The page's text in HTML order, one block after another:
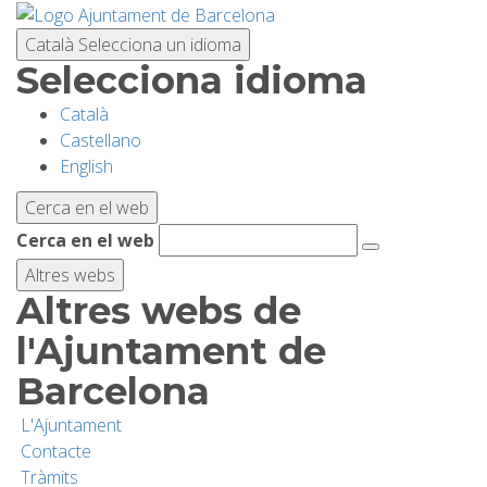
Català Selecciona un idioma
Selecciona idioma
Català
Castellano
English
Cerca en el web
Cerca en el web
Altres webs
Altres webs de
l'Ajuntament de
Barcelona
L'Ajuntament
Contacte
Tràmits
Vés
contingut
PLANIFICA LA VISITA
BIODIVERSITAT
ACTIVITATS
ESCOLES
RECERCA I CONSERVACIÓ
SOSTENIBILITAT